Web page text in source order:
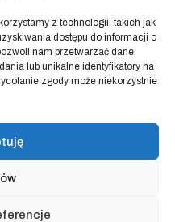
z technologii, takich jak
dostępu do informacji o
nam przetwarzać dane,
lub unikalne identyfikatory na
zgody może niekorzystnie
Shop.